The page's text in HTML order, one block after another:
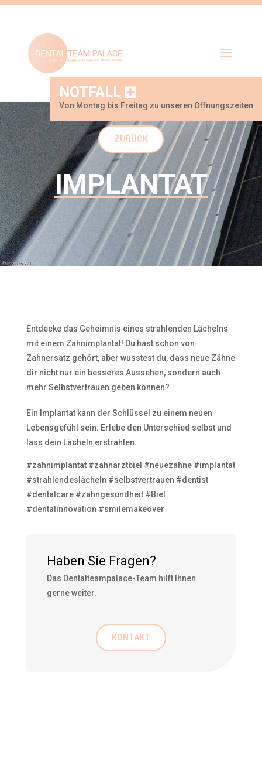
NOTFALL
Von Montag bis Freitag zu unseren Öffnungszeiten
ZURÜCK
IMPLANTAT
Entdecke das Geheimnis eines strahlenden Lächelns
mit einem Zahnimplantat! Du hast schon von
Zahnersatz gehört, aber wusstest du, dass neue Zähne
dir nicht nur ein besseres Aussehen, sondern auch
mehr Selbstvertrauen geben können?
Ein Implantat kann der Schlüssel zu einem neuen
Lebensgefühl sein. Erlebe den Unterschied selbst und
lass dein Lächeln erstrahlen.
#zahnimplantat #zahnarztbiel #neuezähne #implantat
#strahlendeslächeln #selbstvertrauen #dentist
#dentalcare #zahngesundheit #Biel
#dentalinnovation #smilemakeover
Haben Sie Fragen?
Das Dentalteampalace-Team hilft Ihnen
gerne weiter.
KONTAKT